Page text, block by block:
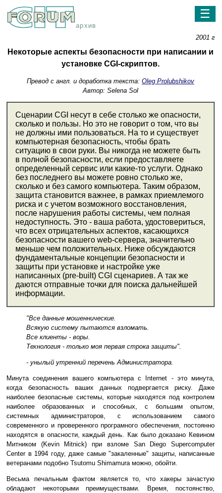
архив
☰
2001 г
Некоторые аспекты безопасности при написании и
установке CGI-скриптов.
Превод с англ. и доработка текста: Oleg Prolubshikov
Автор: Selena Sol
Сценарии CGI несут в себе столько же опасности,
сколько и пользы. Но это не говорит о том, что вы
не должны ими пользоваться. На то и существует
компьютерная безопасность, чтобы брать
ситуацию в свои руки. Вы никогда не можете быть
в полной безопасности, если предоставляете
определенный сервис или какие-то услуги. Однако
без последнего вы можете ровно столько же,
сколько и без самого компьютера. Таким образом,
защита становится важнее, в рамках приемлемого
риска и с учетом возможного восстановления,
после нарушения работы системы, чем полная
недоступность. Это - ваша работа, удостовериться,
что всех отрицательных аспектов, касающихся
безопасности вашего web-сервера, значительно
меньше чем положительных. Ниже обсуждаются
фундаментальные концепции безопасности и
защиты при установке и настройке уже
написанных (pre-built) CGI сценариев. А так же
даются отправные точки для поиска дальнейшей
информации.
"Все данные мошеннические.
Всякую систему пытаются взломать.
Все клиенты - воры.
Технология - только моя первая строка защиты".
- унылый утренний перечень Администратора.
Минута соединения вашего компьютера с Internet - это минута,
когда безопасность ваших данных подвергается риску. Даже
наиболее безопасные системы, которые находятся под контролем
наиболее образованных и способных, с большим опытом,
системных администраторов, с использованием самого
современного и проверенного програмного обеспечения, постоянно
находятся в опасности, каждый день. Как было доказано Кевином
Митником (Kevin Mitnick) при взломе San Diego Supercomputer
Center в 1994 году, даже самые "закаленные" защиты, написанные
ветеранами подобно Tsutomu Shimamura можно, обойти.
Весьма печальным фактом является то, что хакеры зачастую
обладают некоторыми преимуществами. Время, постоянство,